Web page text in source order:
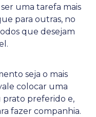
uma tarefa mais
para outras, no
que desejam
seja o mais
colocar uma
prato preferido e,
fazer companhia.